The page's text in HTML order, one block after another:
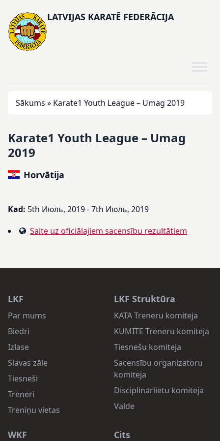
LATVIJAS KARATĒ FEDERĀCIJA
Sākums » Karate1 Youth League – Umag 2019
Karate1 Youth League – Umag
2019
Horvātija
Kad: 5th Июль, 2019 - 7th Июль, 2019
Saite uz oficiālajiem sacensību rezultātiem
LKF
Par mums
Biedri
Izlase
Slavas zāle
Tiesneši
Treneri
Treniņu vietas
LKF Struktūra
KATA Treneru komiteja
KUMITE Treneru komiteja
Tiesnešu komiteja
Sacensību organizatoru
komiteja
Disciplinārlietu komiteja
Valde
WKF Cits